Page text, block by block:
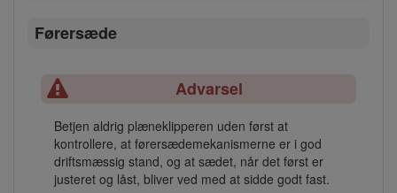
Førersæde
Advarsel
Betjen aldrig plæneklipperen uden først at
kontrollere, at førersædemekanismerne er i god
driftsmæssig stand, og at sædet, når det først er
justeret og låst, bliver ved med at sidde godt fast.